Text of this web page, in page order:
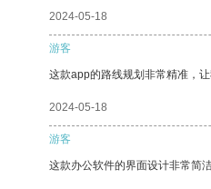
2024-05-18
游客
这款app的路线规划非常精准，让
2024-05-18
游客
这款办公软件的界面设计非常简